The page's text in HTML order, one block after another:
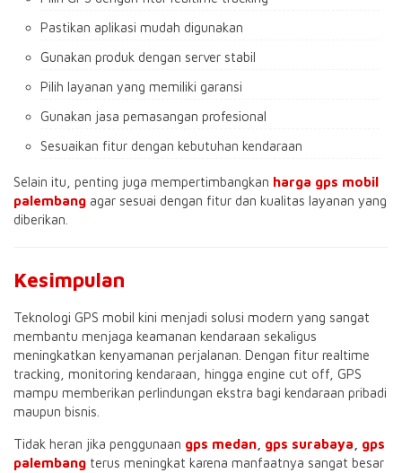
Pastikan aplikasi mudah digunakan
Gunakan produk dengan server stabil
Pilih layanan yang memiliki garansi
Gunakan jasa pemasangan profesional
Sesuaikan fitur dengan kebutuhan kendaraan
Selain itu, penting juga mempertimbangkan harga gps mobil
palembang agar sesuai dengan fitur dan kualitas layanan yang
diberikan.
Kesimpulan
Teknologi GPS mobil kini menjadi solusi modern yang sangat
membantu menjaga keamanan kendaraan sekaligus
meningkatkan kenyamanan perjalanan. Dengan fitur realtime
tracking, monitoring kendaraan, hingga engine cut off, GPS
mampu memberikan perlindungan ekstra bagi kendaraan pribadi
maupun bisnis.
Tidak heran jika penggunaan gps medan gps surabaya
gps
palembang terus meningkat karena manfaatnya sangat besar